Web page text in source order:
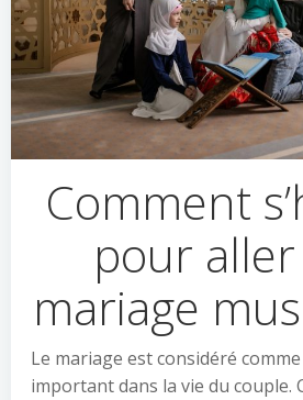
Comment
pour
mariage
Le mariage est considéré
important dans la vie du couple.